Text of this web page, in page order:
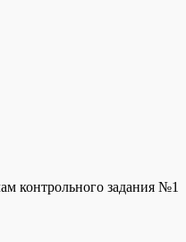
контрольного задания №1